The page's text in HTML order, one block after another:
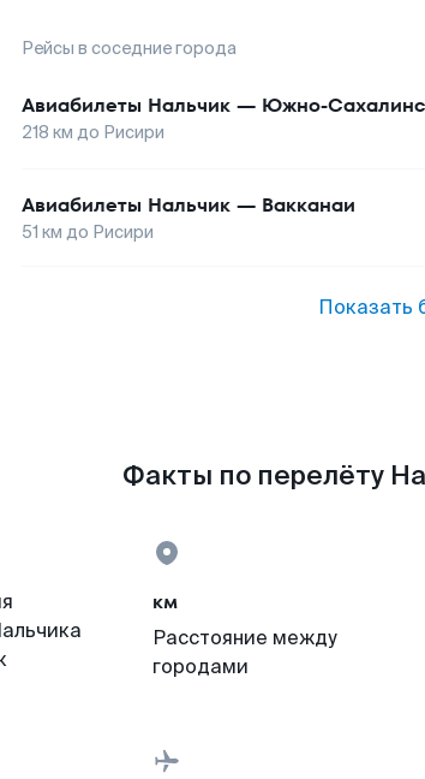
Рейсы в соседние города
Авиабилеты Нальчик — Южно-
218 км до Рисири
Авиабилеты Нальчик — Вакканаи
51 км до Рисири
Показать
Факты по перелёту
км
Расстояние между
городами